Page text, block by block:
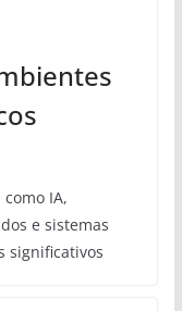
IA,
e sistemas
significativos